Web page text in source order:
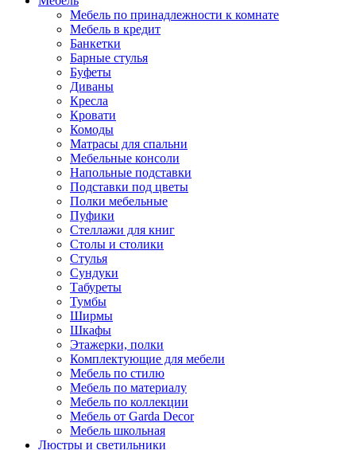
Мебель по принадлежности к комнате
Мебель в кредит
Банкетки
Барные стулья
Буфеты
Диваны
Кресла
Кровати
Комоды
Матрасы для спальни
Мебельные консоли
Напольные подставки
Подставки под цветы
Полки мебельные
Пуфики
Стеллажи для книг
Столы и столики
Стулья
Сундуки
Табуреты
Тумбы
Ширмы
Шкафы
Этажерки, полки
Комплектующие для мебели
Мебель по стилю
Мебель по материалу
Мебель по коллекции
Мебель от Garda Decor
Мебель школьная
Люстры и светильники